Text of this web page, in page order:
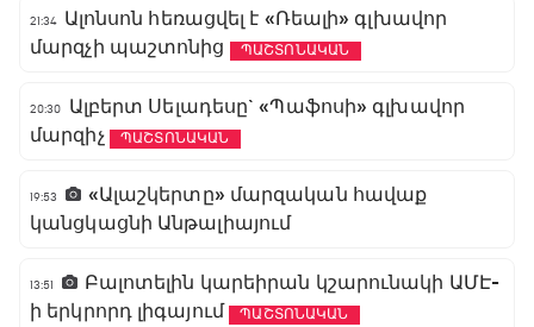
21:34 Ալոնսոն հեռացվել է «Ռեալի» գլխավոր
մարզչի պաշտոնից
ՊԱՇՏՈՆԱԿԱՆ
20:30
Ալբերտ Սելադեսը` «Պաֆոսի» գլխավոր
մարզիչ
ՊԱՇՏՈՆԱԿԱՆ
19:53
«Ալաշկերտը» մարզական հավաք
կանցկացնի Անթալիայում
13:51
Բալոտելին կարեիրան կշարունակի ԱՄԷ-
ի երկրորդ լիգայում
ՊԱՇՏՈՆԱԿԱՆ